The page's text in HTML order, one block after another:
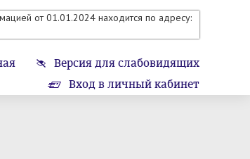
от 01.01.2024 находится по адресу:
Версия для слабовидящих
Вход в личный кабинет